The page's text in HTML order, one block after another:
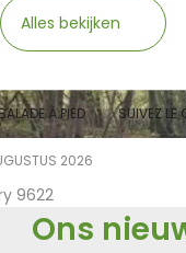
Alles bekijken
2026
9622
À PIED SUIVEZ LE
Ons